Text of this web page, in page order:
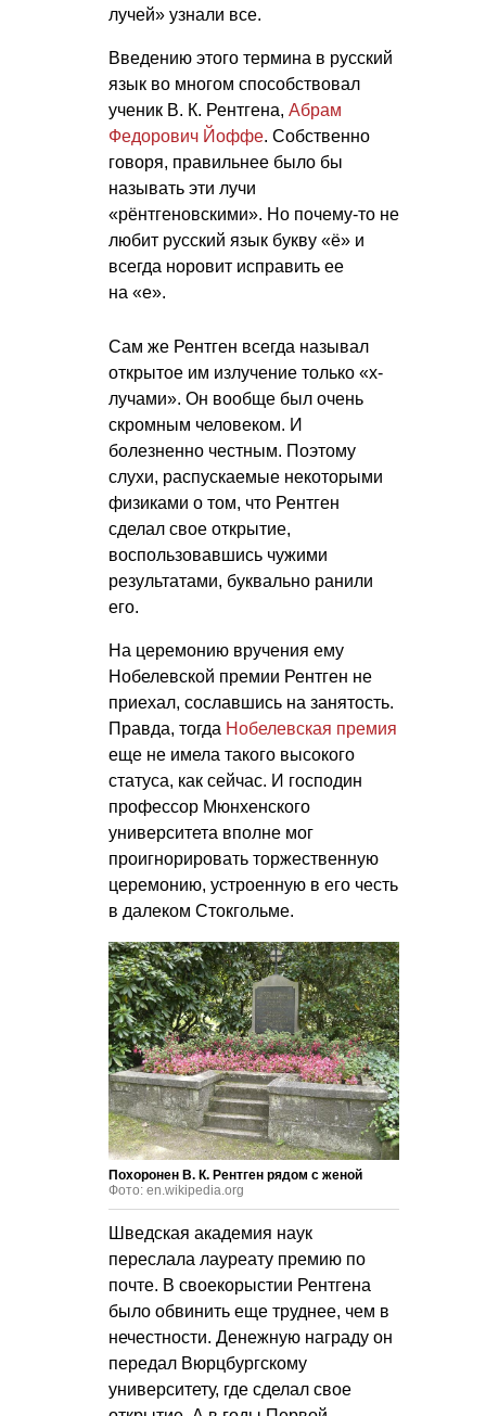
лучей» узнали все.
Введению этого термина в русский
язык во многом способствовал
ученик В. К. Рентгена, Абрам
Федорович Йоффе. Собственно
говоря, правильнее было бы
называть эти лучи
«рёнтгеновскими». Но почему-то не
любит русский язык букву «ё» и
всегда норовит исправить ее
на «е».
Сам же Рентген всегда называл
открытое им излучение только «x-
лучами». Он вообще был очень
скромным человеком. И
болезненно честным. Поэтому
слухи, распускаемые некоторыми
физиками о том, что Рентген
сделал свое открытие,
воспользовавшись чужими
результатами, буквально ранили
его.
На церемонию вручения ему
Нобелевской премии Рентген не
приехал, сославшись на занятость.
Правда, тогда Нобелевская премия
еще не имела такого высокого
статуса, как сейчас. И господин
профессор Мюнхенского
университета вполне мог
проигнорировать торжественную
церемонию, устроенную в его честь
в далеком Стокгольме.
Похоронен В. К. Рентген рядом с женой
Фото: en.wikipedia.org
Шведская академия наук
переслала лауреату премию по
почте. В своекорыстии Рентгена
было обвинить еще труднее, чем в
нечестности. Денежную награду он
передал Вюрцбургскому
университету, где сделал свое